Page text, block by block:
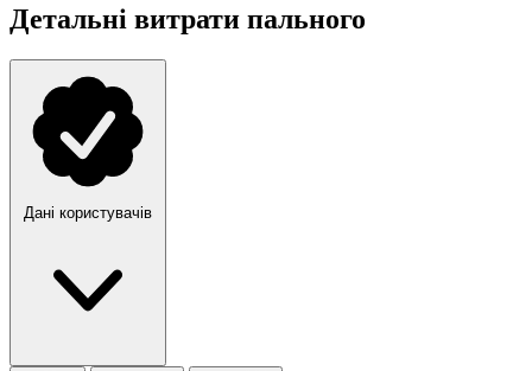
Детальні витрати пального
Дані користувачів